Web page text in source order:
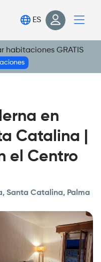
ES
habitaciones GRATIS
en
Catalina |
el Centro
Santa Catalina, Palma